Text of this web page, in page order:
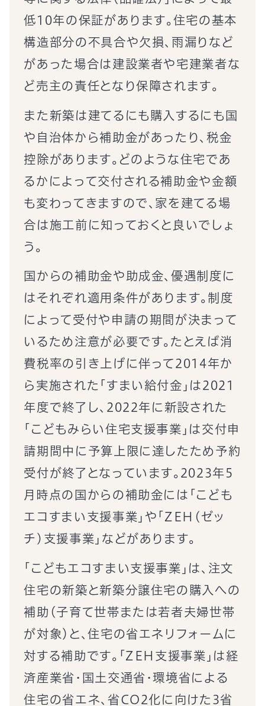
低10年の保証があります。住宅の基本
構造部分の不具合や欠損、雨漏りなど
があった場合は建設業者や宅建業者な
ど売主の責任となり保障されます。
また新築は建てるにも購入するにも国
や自治体から補助金があったり、税金
控除があります。どのような住宅であ
るかによって交付される補助金や金額
も変わってきますので、家を建てる場
合は施工前に知っておくと良いでしょ
う。
国からの補助金や助成金、優遇制度に
はそれぞれ適用条件があります。制度
によって受付や申請の期間が決まって
いるため注意が必要です。たとえば消
費税率の引き上げに伴って2014年か
ら実施された「すまい給付金」は2021
年度で終了し、2022年に新設された
「こどもみらい住宅支援事業」は交付申
請期間中に予算上限に達したため予約
受付が終了となっています。2023年5
月時点の国からの補助金には「こども
エコすまい支援事業」や「ZEH(ゼッ
チ)支援事業」などがあります。
「こどもエコすまい支援事業」は、注文
住宅の新築と新築分譲住宅の購入への
補助（子育て世帯または若者夫婦世帯
が対象）と、住宅の省エネリフォームに
対する補助です。「ZEH支援事業」は経
済産業省・国土交通省・環境省による
住宅の省エネ、省CO2化に向けた3省